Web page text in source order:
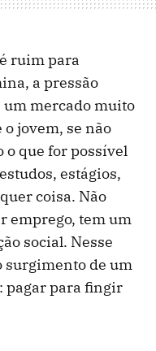
ruim para
a pressão
mercado muito
jovem, se não
o que for possível
estágios,
coisa. Não
emprego, tem um
social. Nesse
surgimento de um
pagar para fingir